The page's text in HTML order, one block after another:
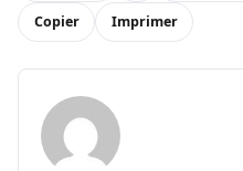
Copier Imprimer